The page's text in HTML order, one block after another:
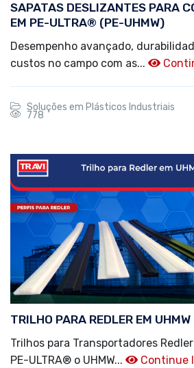
SAPATAS DESLIZANTES PARA
EM PE-ULTRA® (PE-UHMW)
Desempenho avançado,
custos no campo com as...
Soluções em Plásticos Industriais
778
TRILHO PARA REDLER EM
Trilhos para Transportadores
PE-ULTRA® o UHMW...
Continue